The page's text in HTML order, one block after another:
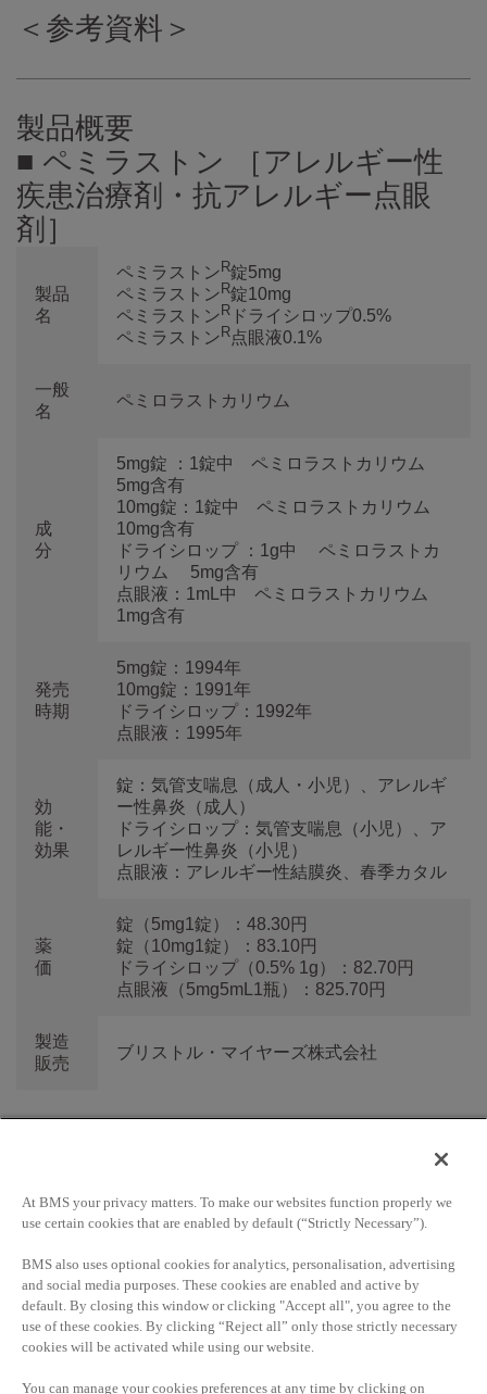
＜参考資料＞
製品概要
■ ペミラストン ［アレルギー性
疾患治療剤・抗アレルギー点眼
剤］
製品
名
ペミラストンR錠5mg
ペミラストンR錠10mg
ペミラストンR ドライシロップ0.5%
ペミラストンR点眼液0.1%
一般
名
ペミロラストカリウム
成
分
5mg錠 ：1錠中 ペミロラストカリウム
5mg含有
10mg錠：1錠中 ペミロラストカリウム
10mg含有
ドライシロップ ：1g中 ペミロラストカ
リウム 5mg含有
点眼液：1mL中 ペミロラストカリウム
1mg含有
発売
時期
5mg錠：1994年
10mg錠：1991年
ドライシロップ：1992年
点眼液：1995年
効
能・
効果
錠：気管支喘息（成人・小児）、アレルギ
ー性鼻炎（成人）
ドライシロップ：気管支喘息（小児）、ア
レルギー性鼻炎（小児）
点眼液：アレルギー性結膜炎、春季カタル
薬
価
錠（5mg1錠）：48.30円
錠（10mg1錠）：83.10円
ドライシロップ（0.5% 1g）：82.70円
点眼液（5mg5mL1瓶）：825.70円
製造
販売
ブリストル・マイヤーズ株式会社
ブリストル・マイヤーズ株式会社は、「より長く豊かな人
生の実現」をミッションとする世界的なバイオ医薬品企業
です。詳細については、 www.bms.co.jpをご覧ください。
At BMS your privacy matters. To make our websites function properly we
use certain cookies that are enabled by default (“Strictly Necessary”).
BMS also uses optional cookies for analytics, personalisation, advertising
and social media purposes. These cookies are enabled and active by
default. By closing this window or clicking "Accept all", you agree to the
use of these cookies. By clicking “Reject all” only those strictly necessary
cookies will be activated while using our website.
You can manage your cookies preferences at any time by clicking on